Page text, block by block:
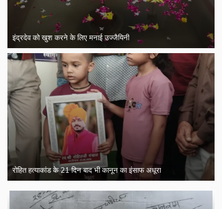
इंद्रदेव को खुश करने के लिए मनाई उज्जैयिनी
रोहित हत्याकांड के 21 दिन बाद भी कानून का इंसाफ अधूरा